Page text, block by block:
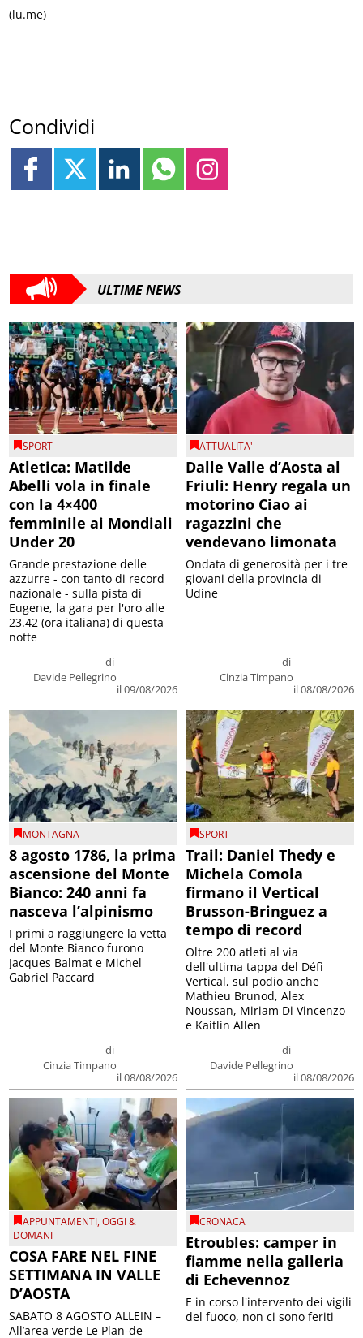
(lu.me)
Condividi
ULTIME NEWS
SPORT
Atletica: Matilde
Abelli vola in finale
con la 4×400
femminile ai Mondiali
Under 20
di
Davide Pellegrino
il 09/08/2026
Grande prestazione delle
azzurre - con tanto di record
nazionale - sulla pista di
Eugene, la gara per l'oro alle
23.42 (ora italiana) di questa
notte
ATTUALITA'
Dalle Valle d’Aosta al
Friuli: Henry regala un
motorino Ciao ai
ragazzini che
vendevano limonata
di
Cinzia Timpano
il 08/08/2026
Ondata di generosità per i tre
giovani della provincia di
Udine
MONTAGNA
8 agosto 1786, la prima
ascensione del Monte
Bianco: 240 anni fa
nasceva l’alpinismo
di
Cinzia Timpano
il 08/08/2026
I primi a raggiungere la vetta
del Monte Bianco furono
Jacques Balmat e Michel
Gabriel Paccard
SPORT
Trail: Daniel Thedy e
Michela Comola
firmano il Vertical
Brusson-Bringuez a
tempo di record
di
Davide Pellegrino
il 08/08/2026
Oltre 200 atleti al via
dell'ultima tappa del Défì
Vertical, sul podio anche
Mathieu Brunod, Alex
Noussan, Miriam Di Vincenzo
e Kaitlin Allen
APPUNTAMENTI,OGGI &
DOMANI
COSA FARE NEL FINE
SETTIMANA IN VALLE
D’AOSTA
SABATO 8 AGOSTO ALLEIN –
All’area verde Le Plan-de-
CRONACA
Etroubles: camper in
fiamme nella galleria
di Echevennoz
E in corso l'intervento dei vigili
del fuoco, non ci sono feriti